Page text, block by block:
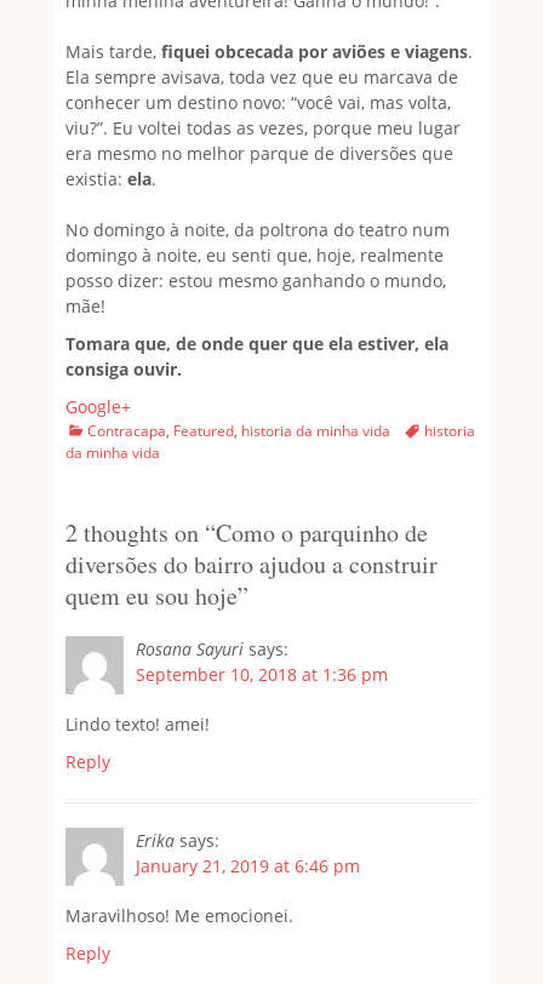
Mais tarde, fiquei obcecada por aviões e viagens.
Ela sempre avisava, toda vez que eu marcava de
conhecer um destino novo: “você vai, mas volta,
viu?”. Eu voltei todas as vezes, porque meu lugar
era mesmo no melhor parque de diversões que
existia: ela.
No domingo à noite, da poltrona do teatro num
domingo à noite, eu senti que, hoje, realmente
posso dizer: estou mesmo ganhando o mundo,
mãe!
Tomara que, de onde quer que ela estiver, ela
consiga ouvir.
Google+
Categories
Contracapa, Featured, historia da minha vida Tagshistoria
da minha vida
2 thoughts on “Como o parquinho de
diversões do bairro ajudou a construir
quem eu sou hoje”
Rosana Sayuri says:
September 10, 2018 at 1:36 pm
Lindo texto! amei!
Reply
Erika says:
January 21, 2019 at 6:46 pm
Maravilhoso! Me emocionei.
Reply